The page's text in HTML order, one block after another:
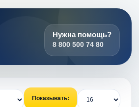
Нужна помощь?
8 800 500 74 80
Показывать: